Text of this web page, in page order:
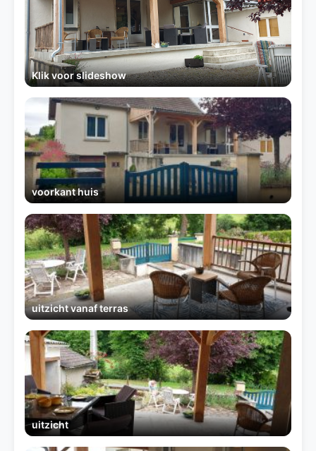
Klik voor slideshow
voorkant huis
uitzicht vanaf terras
uitzicht